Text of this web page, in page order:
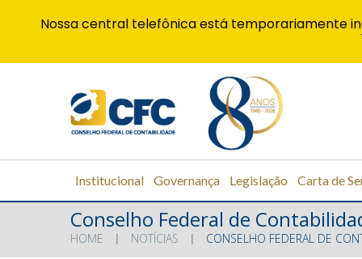
Institucional Governança Legislação Carta de
Conselho Federal de
HOME NOTÍCIAS CONSELHO FEDERAL DE
Nossa central telefônica está temporariamente